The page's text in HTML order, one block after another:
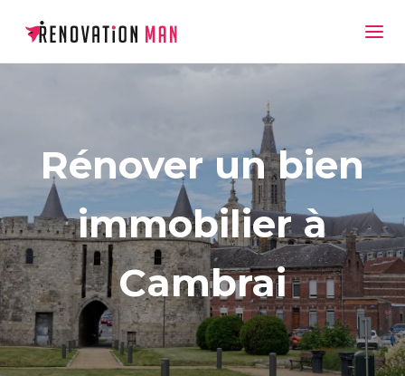
Rénover un bien
immobilier à
Cambrai